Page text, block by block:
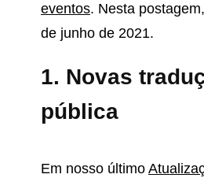
eventos. Nesta
de junho de 2021.
1. Novas
pública
Em nosso último